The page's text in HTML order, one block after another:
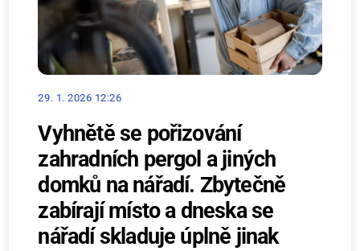
29. 1. 2026 12:26
Vyhnětě se pořizování
zahradních pergol a jiných
domků na nářadí. Zbytečně
zabírají místo a dneska se
nářadí skladuje úplně jinak